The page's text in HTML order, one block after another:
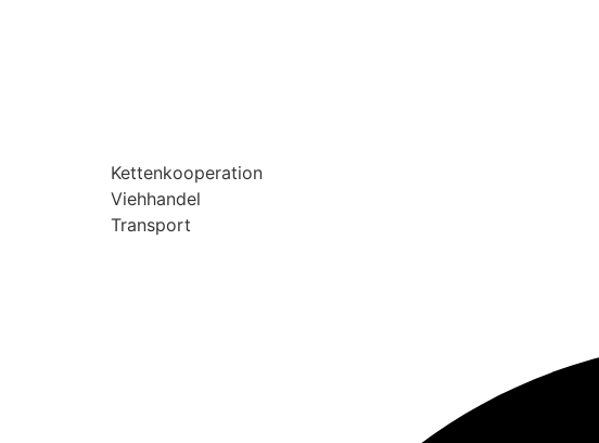
Kettenkooperation
Viehhandel
Transport